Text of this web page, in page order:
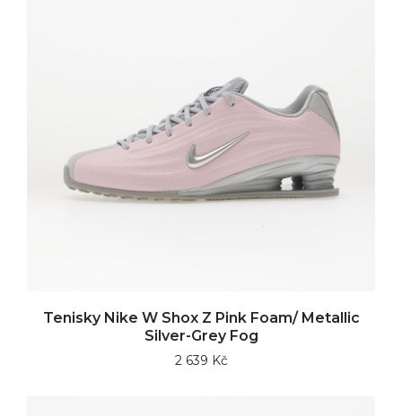
Tenisky Nike W Shox Z Pink Foam/ Metallic
Silver-Grey Fog
2 639 Kč